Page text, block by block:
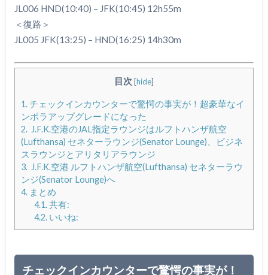
JL006 HND(10:40) – JFK(10:45) 12h55m
＜復路＞
JL005 JFK(13:25) – HND(16:25) 14h30m
目次 [hide]
1.チェックインカウンターで驚愕の事実が！超豪華なイ
ンボラアップグレードになった
2.J.F.K.空港のJAL指定ラウンジはルフトハンザ航空
(Lufthansa) セネターラウンジ(Senator Lounge)、ビジネ
スラウンジとアリタリアラウンジ
3.J.F.K.空港 ルフトハンザ航空(Lufthansa) セネターラウ
ンジ(Senator Lounge)へ
4.まとめ
4.1.共有:
4.2.いいね:
チェックインカウンターで驚愕の事実が！